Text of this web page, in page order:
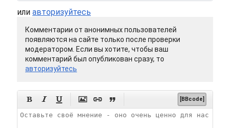
или авторизуйтесь
Комментарии от анонимных пользователей
появляются на сайте только после проверки
модератором. Если вы хотите, чтобы ваш
комментарий был опубликован сразу, то
авторизуйтесь
      [BBcode]